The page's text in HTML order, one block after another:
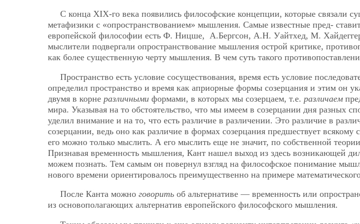
С конца XIX-го века появились философские концепции, которые связали
метафизики с «опространствованием» мышления. Самые известные пред-
европейской философии есть Ф. Ницше, А.Бергсон, А.Н. Уайтхед, М.
мыслители подвергали опространствование мышления острой критике,
как более существенную черту мышления. В чем суть такого
Пространство есть условие сосуществования, время есть условие
определил пространство и время как априорные формы созерцания и этим он
двумя в корне различными формами, в которых мы созерцаем, т.е. различаем
мира. Указывая на то обстоятельство, что мы имеем в созерцании дня разных
уделил внимание и на то, что есть различие в различении. Это различие в
созерцании, ведь оно как различие в формах созерцания предшествует всякому
его можно только мыслить. А его мыслить еще не значит, по собственной
Признавая временность мышления, Кант нашел выход из здесь возникающей
можем познать. Тем самым он повернул взгляд на философское понимание
нового времени ориентировалось преимущественно на примере
После Канта можно говорить об альтернативе — временность или
из основополагающих альтернатив европейского философского мышления.